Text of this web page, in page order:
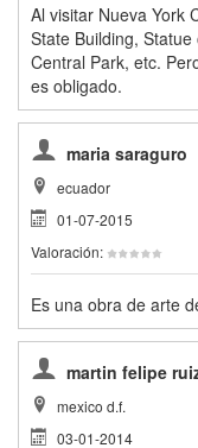
Al visitar Nueva York
State Building,
Central Park, etc.
es obligado.
maria saraguro
ecuador
01-07-2015
Valoración:
Es una obra de arte
martin felipe
mexico d.f.
03-01-2014